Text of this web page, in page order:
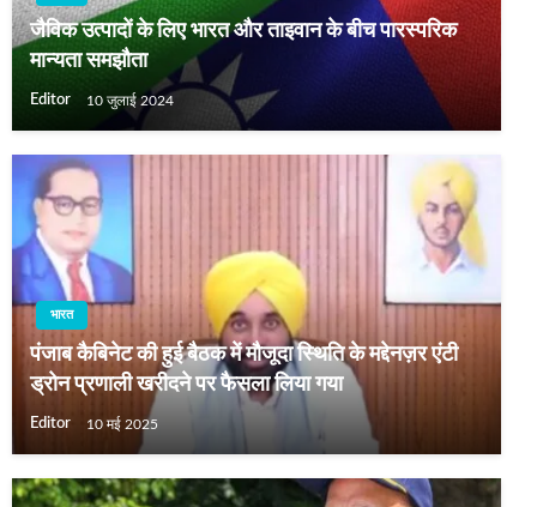
जैविक उत्पादों के लिए भारत और ताइवान के बीच पारस्परिक
मान्यता समझौता
Editor 10 जुलाई 2024
भारत
पंजाब कैबिनेट की हुई बैठक में मौजूदा स्थिति के मद्देनज़र एंटी
ड्रोन प्रणाली खरीदने पर फैसला लिया गया
Editor 10 मई 2025